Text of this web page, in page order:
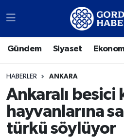
Gündem Siyaset
HABERLER ANKARA
Ankaralı besici
hayvanlarına
türkü söylüyor
Sosyal Medya
Siyaset
Ekonomi
Spor
Ankara Nöbetçi
Ankara Trafik Yoğunluk
Süper Lig Puan Durumu
Tüm Manşetler